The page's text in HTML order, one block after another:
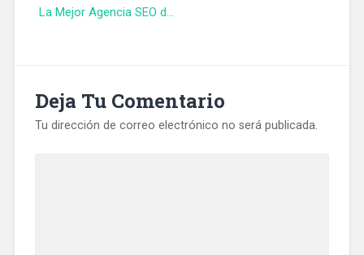
La Mejor Agencia SEO d...
Deja Tu Comentario
Tu dirección de correo electrónico no será publicada.